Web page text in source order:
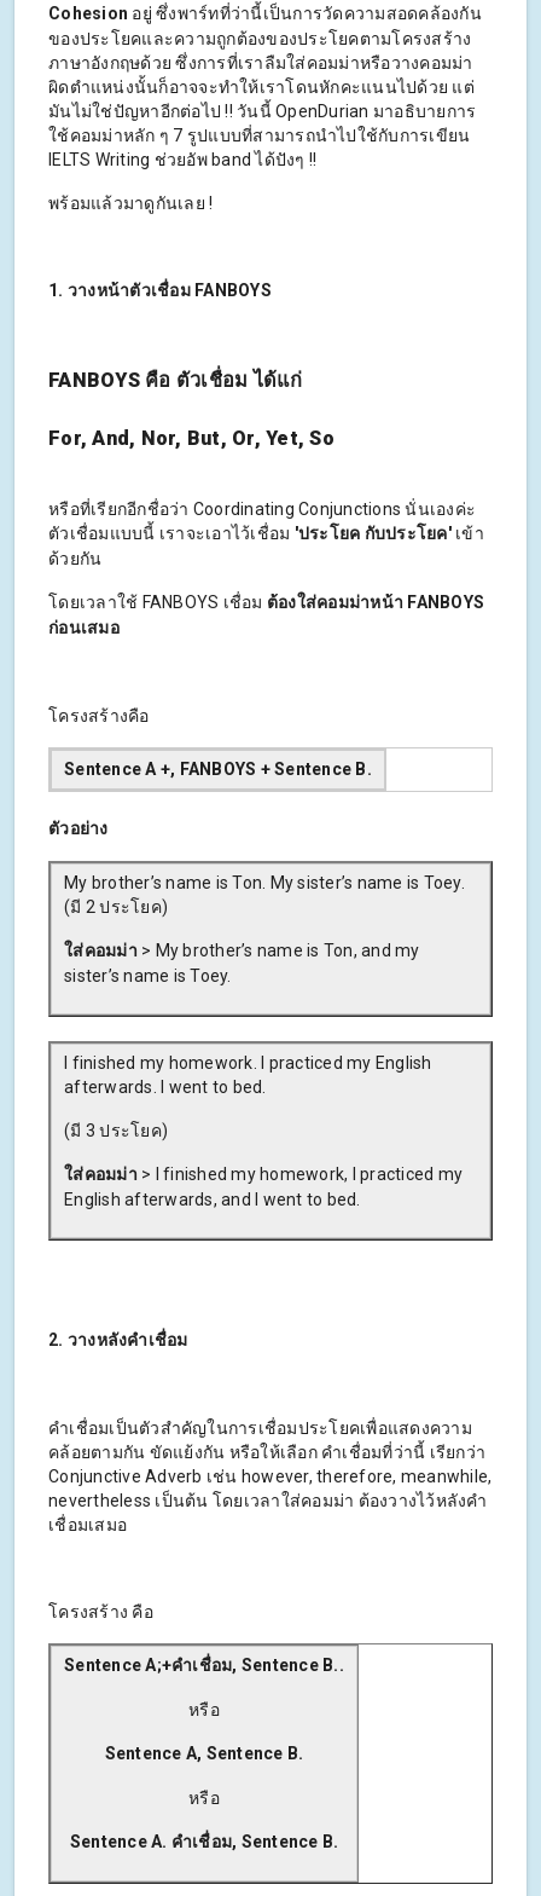
Cohesion อยู่ ซึ่งพาร์ทที่ว่านี้เป็นการวัดความสอดคล้องกัน
ของประโยคและความถูกต้องของประโยคตามโครงสร้าง
ภาษาอังกฤษด้วย ซึ่งการที่เราลืมใส่คอมม่าหรือวางคอมม่า
ผิดตำแหน่งนั้นก็อาจจะทำให้เราโดนหักคะแนนไปด้วย แต่
มันไม่ใช่ปัญหาอีกต่อไป !! วันนี้ OpenDurian มาอธิบายการ
ใช้คอมม่าหลัก ๆ 7 รูปแบบที่สามารถนำไปใช้กับการเขียน
IELTS Writing ช่วยอัพ band ได้ปังๆ !!
พร้อมแล้วมาดูกันเลย !
1. วางหน้าตัวเชื่อม FANBOYS
FANBOYS คือ ตัวเชื่อม ได้แก่
For, And, Nor, But, Or, Yet, So
หรือที่เรียกอีกชื่อว่า Coordinating Conjunctions นั่นเองค่ะ
ตัวเชื่อมแบบนี้ เราจะเอาไว้เชื่อม 'ประโยค กับประโยค'เข้า
ด้วยกัน
โดยเวลาใช้ FANBOYS เชื่อม ต้องใส่คอมม่าหน้า FANBOYS
ก่อนเสมอ
โครงสร้างคือ
Sentence A +, FANBOYS + Sentence B.
ตัวอย่าง
My brother’s name is Ton. My sister’s name is Toey.
(มี 2 ประโยค)
ใส่คอมม่า > My brother’s name is Ton, and my
sister’s name is Toey.
I finished my homework. I practiced my English
afterwards. I went to bed.
(มี 3 ประโยค)
ใส่คอมม่า > I finished my homework, I practiced my
English afterwards, and I went to bed.
2. วางหลังคำเชื่อม
คำเชื่อมเป็นตัวสำคัญในการเชื่อมประโยคเพื่อแสดงความ
คล้อยตามกัน ขัดแย้งกัน หรือให้เลือก คำเชื่อมที่ว่านี้ เรียกว่า
Conjunctive Adverb เช่น however, therefore, meanwhile,
nevertheless เป็นต้น โดยเวลาใส่คอมม่า ต้องวางไว้หลังคำ
เชื่อมเสมอ
โครงสร้าง คือ
Sentence A;+คำเชื่อม, Sentence B..
หรือ
Sentence A, Sentence B.
หรือ
Sentence A. คำเชื่อม, Sentence B.